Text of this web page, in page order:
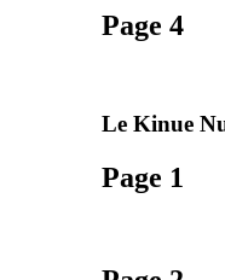
Page 4
Le Kinue
Page 1